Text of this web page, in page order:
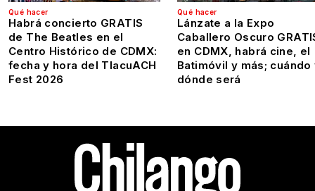
Qué hacer
Habrá concierto GRATIS
de The Beatles en el
Centro Histórico de CDMX:
fecha y hora del TlacuACH
Fest 2026
Qué hacer
Lánzate a la Expo
Caballero Oscuro
en CDMX, habrá cine, el
Batimóvil y más; cuándo
dónde será